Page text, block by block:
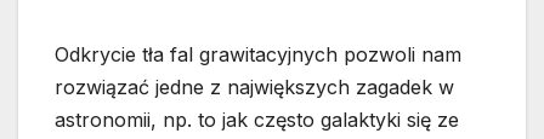
Odkrycie tła fal grawitacyjnych pozwoli nam
rozwiązać jedne z największych zagadek w
astronomii, np. to jak często galaktyki się ze